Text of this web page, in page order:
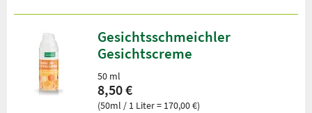
Gesichtsschmeichler
Gesichtscreme
50 ml
8,50 €
(50ml / 1 Liter = 170,00 €)